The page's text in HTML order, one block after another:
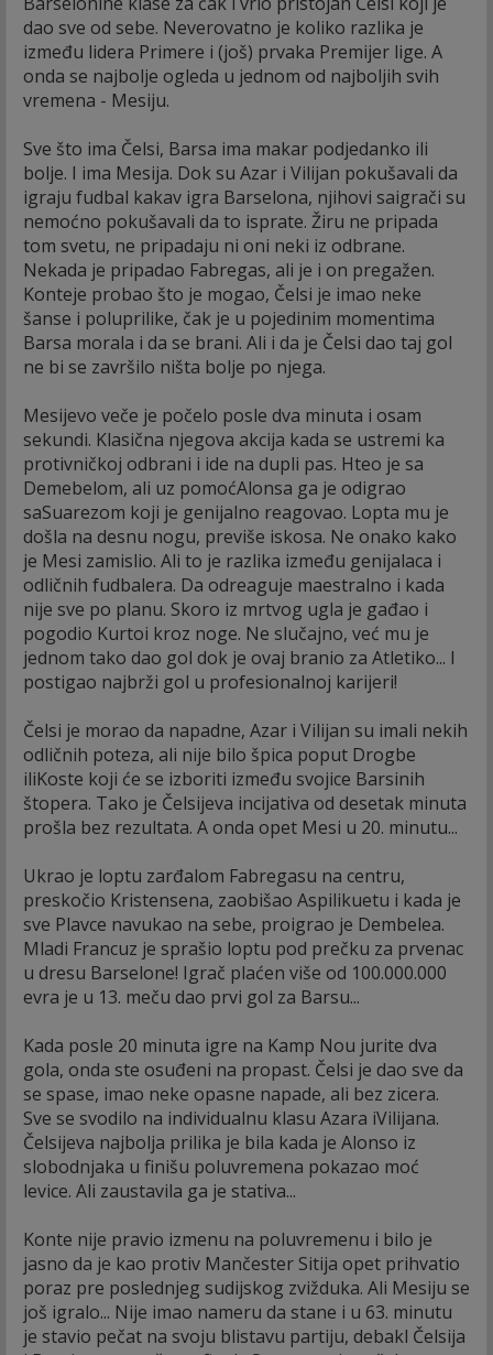
dao sve od sebe. Neverovatno je koliko razlika je
između lidera Primere i (još) prvaka Premijer lige. A
onda se najbolje ogleda u jednom od najboljih svih
vremena - Mesiju.
Sve što ima Čelsi, Barsa ima makar podjedanko ili
bolje. I ima Mesija. Dok su Azar i Vilijan pokušavali da
igraju fudbal kakav igra Barselona, njihovi saigrači su
nemoćno pokušavali da to isprate. Žiru ne pripada
tom svetu, ne pripadaju ni oni neki iz odbrane.
Nekada je pripadao Fabregas, ali je i on pregažen.
Konteje probao što je mogao, Čelsi je imao neke
šanse i poluprilike, čak je u pojedinim momentima
Barsa morala i da se brani. Ali i da je Čelsi dao taj gol
ne bi se završilo ništa bolje po njega.
Mesijevo veče je počelo posle dva minuta i osam
sekundi. Klasična njegova akcija kada se ustremi ka
protivničkoj odbrani i ide na dupli pas. Hteo je sa
Demebelom, ali uz pomoćAlonsa ga je odigrao
saSuarezom koji je genijalno reagovao. Lopta mu je
došla na desnu nogu, previše iskosa. Ne onako kako
je Mesi zamislio. Ali to je razlika između genijalaca i
odličnih fudbalera. Da odreaguje maestralno i kada
nije sve po planu. Skoro iz mrtvog ugla je gađao i
pogodio Kurtoi kroz noge. Ne slučajno, već mu je
jednom tako dao gol dok je ovaj branio za Atletiko... I
postigao najbrži gol u profesionalnoj karijeri!
Čelsi je morao da napadne, Azar i Vilijan su imali nekih
odličnih poteza, ali nije bilo špica poput Drogbe
iliKoste koji će se izboriti između svojice Barsinih
štopera. Tako je Čelsijeva incijativa od desetak minuta
prošla bez rezultata. A onda opet Mesi u 20. minutu...
Ukrao je loptu zarđalom Fabregasu na centru,
preskočio Kristensena, zaobišao Aspilikuetu i kada je
sve Plavce navukao na sebe, proigrao je Dembelea.
Mladi Francuz je sprašio loptu pod prečku za prvenac
u dresu Barselone! Igrač plaćen više od 100.000.000
evra je u 13. meču dao prvi gol za Barsu...
Kada posle 20 minuta igre na Kamp Nou jurite dva
gola, onda ste osuđeni na propast. Čelsi je dao sve da
se spase, imao neke opasne napade, ali bez zicera.
Sve se svodilo na individualnu klasu Azara iVilijana.
Čelsijeva najbolja prilika je bila kada je Alonso iz
slobodnjaka u finišu poluvremena pokazao moć
levice. Ali zaustavila ga je stativa...
Konte nije pravio izmenu na poluvremenu i bilo je
jasno da je kao protiv Mančester Sitija opet prihvatio
poraz pre poslednjeg sudijskog zvižduka. Ali Mesiju se
još igralo... Nije imao nameru da stane i u 63. minutu
je stavio pečat na svoju blistavu partiju, debakl Čelsija